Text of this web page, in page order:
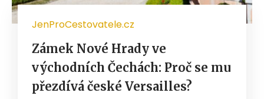
JenProCestovatele.cz
Zámek Nové Hrady ve
východních Čechách: Proč se mu
přezdívá české Versailles?